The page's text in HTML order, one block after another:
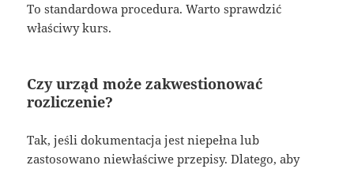
To standardowa procedura. Warto sprawdzić
właściwy kurs.
Czy urząd może zakwestionować
rozliczenie?
Tak, jeśli dokumentacja jest niepełna lub
zastosowano niewłaściwe przepisy. Dlatego, aby